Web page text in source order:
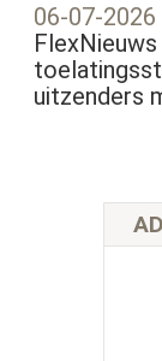
06-07-2026
uitzenders